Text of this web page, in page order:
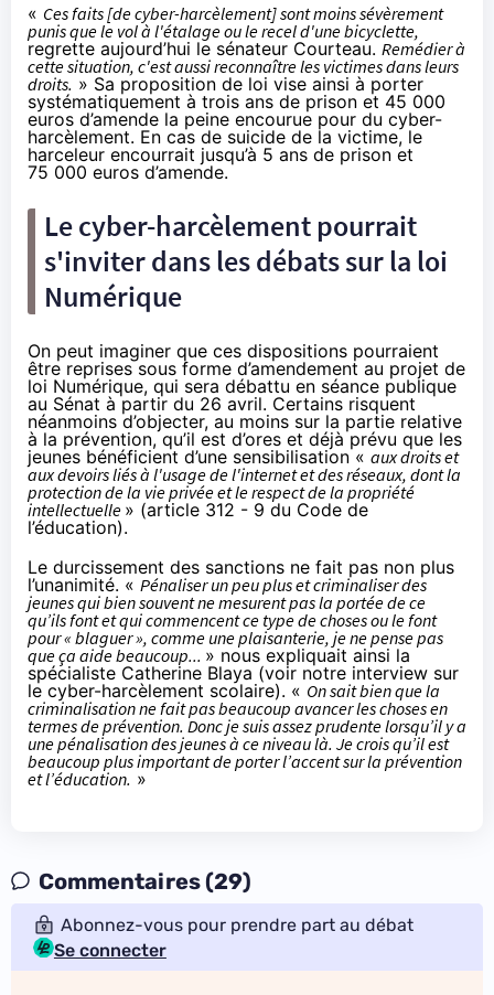
« Ces faits [de cyber-harcèlement] sont moins sévèrement
punis que le vol à l'étalage ou le recel d'une bicyclette,
regrette aujourd’hui le sénateur Courteau. Remédier à
cette situation, c'est aussi reconnaître les victimes dans leurs
droits. » Sa proposition de loi vise ainsi à porter
systématiquement à trois ans de prison et 45 000
euros d’amende la peine encourue pour du cyber-
harcèlement. En cas de suicide de la victime, le
harceleur encourrait jusqu’à 5 ans de prison et
75 000 euros d’amende.
Le cyber-harcèlement pourrait
s'inviter dans les débats sur la loi
Numérique
On peut imaginer que ces dispositions pourraient
être reprises sous forme d’amendement au projet de
loi Numérique, qui sera débattu en séance publique
au Sénat à partir du 26 avril. Certains risquent
néanmoins d’objecter, au moins sur la partie relative
à la prévention, qu’il est d’ores et déjà prévu que les
jeunes bénéficient d’une sensibilisation « aux droits et
aux devoirs liés à l'usage de l'internet et des réseaux, dont la
protection de la vie privée et le respect de la propriété
intellectuelle » (article 312 - 9 du Code de
l’éducation).
Le durcissement des sanctions ne fait pas non plus
l’unanimité. « Pénaliser un peu plus et criminaliser des
jeunes qui bien souvent ne mesurent pas la portée de ce
qu’ils font et qui commencent ce type de choses ou le font
pour « blaguer », comme une plaisanterie, je ne pense pas
que ça aide beaucoup... » nous expliquait ainsi la
spécialiste Catherine Blaya (voir notre interview sur
le cyber-harcèlement scolaire). « On sait bien que la
criminalisation ne fait pas beaucoup avancer les choses en
termes de prévention. Donc je suis assez prudente lorsqu’il y a
une pénalisation des jeunes à ce niveau là. Je crois qu’il est
beaucoup plus important de porter l’accent sur la prévention
et l’éducation. »
Commentaires (29)
Abonnez-vous pour prendre part au débat
Se connecter